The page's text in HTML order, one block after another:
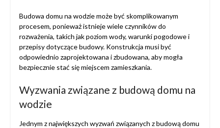
Budowa domu na wodzie może być skomplikowanym
procesem, ponieważ istnieje wiele czynników do
rozważenia, takich jak poziom wody, warunki pogodowe i
przepisy dotyczące budowy. Konstrukcja musi być
odpowiednio zaprojektowana i zbudowana, aby mogła
bezpiecznie stać się miejscem zamieszkania.
Wyzwania związane z budową domu na
wodzie
Jednym z największych wyzwań związanych z budową domu